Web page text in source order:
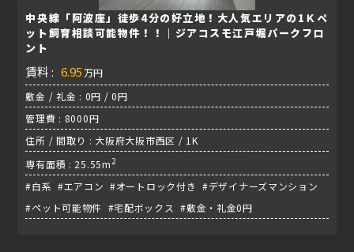
中央線「阿波座」徒歩4分の好立地！大人気エリアの1Ｋペ
ット飼育相談可能物件！！｜ジアコスモ江戸堀パークフロ
ント
賃料 : 6.95 万円
敷金 / 礼金 : 0円 / 0円
管理費 : 8000円
住所 / 間取り : 大阪府大阪市西区 / 1K
専有面積 : 25.55m2
#白系 #エアコン #オートロック付き #デザイナーズマンション
#ペット可能物件 #宅配ボックス #敷金・礼金0円